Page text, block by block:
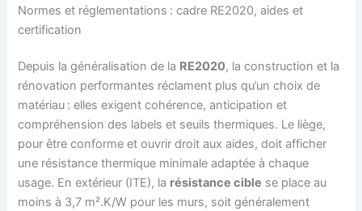
Normes et réglementations : cadre RE2020, aides et
certification
Depuis la généralisation de la RE2020, la construction et la
rénovation performantes réclament plus qu’un choix de
matériau : elles exigent cohérence, anticipation et
compréhension des labels et seuils thermiques. Le liège,
pour être conforme et ouvrir droit aux aides, doit afficher
une résistance thermique minimale adaptée à chaque
usage. En extérieur (ITE), la résistance cible se place au
moins à 3,7 m².K/W pour les murs, soit généralement